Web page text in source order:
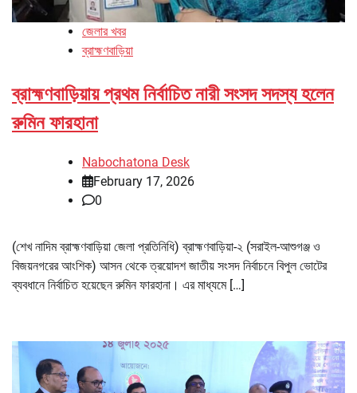
জেলার খবর
ব্রাহ্মণবাড়িয়া
ব্রাহ্মণবাড়িয়ায় প্রথম নির্বাচিত নারী সংসদ সদস্য হলেন
রুমিন ফারহানা
Nabochatona Desk
February 17, 2026
0
(শেখ নাদিম ব্রাহ্মণবাড়িয়া জেলা প্রতিনিধি) ব্রাহ্মণবাড়িয়া-২ (সরাইল-আশুগঞ্জ ও
বিজয়নগরের আংশিক) আসন থেকে ত্রয়োদশ জাতীয় সংসদ নির্বাচনে বিপুল ভোটের
ব্যবধানে নির্বাচিত হয়েছেন রুমিন ফারহানা। এর মাধ্যমে […]